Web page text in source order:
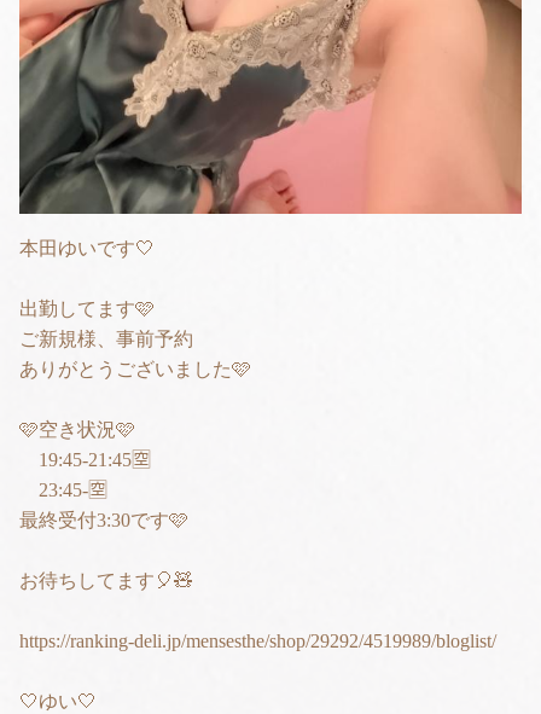
本田ゆいです🤍
出勤してます🩷
ご新規様、事前予約
ありがとうございました🩷
🩷空き状況🩷
19:45-21:45🈳
23:45-🈳
最終受付3:30です🩷
お待ちしてます🎈🧸
https://ranking-deli.jp/mensesthe/shop/29292/4519989/bloglist/
🤍ゆい🤍